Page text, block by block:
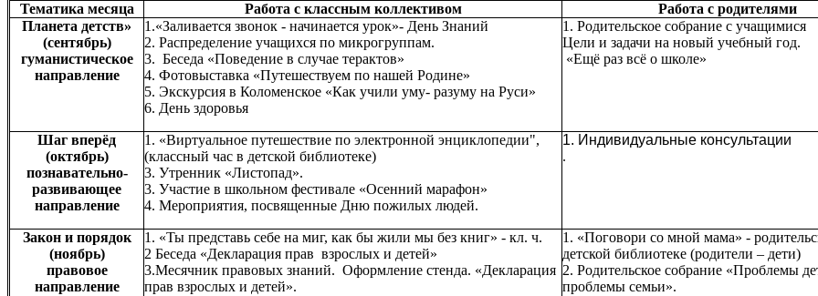
Тематика месяца Работа с классным коллективом
Работа с родителями
Планета детств»
(сентябрь)
гуманистическое
направление
1.«Заливается звонок - начинается урок»- День Знаний
2. Распределение учащихся по микрогруппам.
3. Беседа «Поведение в случае терактов»
4. Фотовыставка «Путешествуем по нашей Родине»
5. Экскурсия в Коломенское «Как учили уму- разуму на Руси»
6. День здоровья
1. Родительское собрание с учащимися
Цели и задачи на новый учебный год.
«Ещё раз всё о школе»
Шаг вперёд
(октябрь)
познавательно-
развивающее
направление
1. «Виртуальное путешествие по электронной энциклопедии",
(классный час в детской библиотеке)
3. Утренник «Листопад».
3. Участие в школьном фестивале «Осенний марафон»
4. Мероприятия, посвященные Дню пожилых людей.
1. Индивидуальные консультации
.
Закон и порядок
(ноябрь)
правовое
направление
1. «Ты представь себе на миг, как бы жили мы без книг» - кл. ч.
2 Беседа «Декларация прав взрослых и детей»
3.Месячник правовых знаний. Оформление стенда. «Декларация
прав взрослых и детей».
1. «Поговори со мной мама» -
детской библиотеке (родители – дети)
2. Родительское собрание «Проблемы
проблемы семьи».